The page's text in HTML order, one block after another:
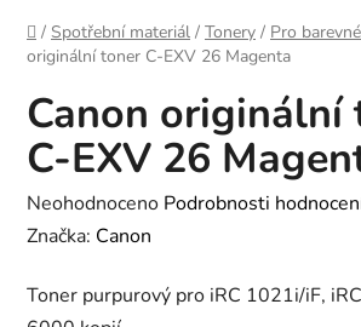
Domů
/ Spotřební materiál / Tonery / Pro
originální toner C-EXV 26 Magenta
Canon originální
C-EXV 26
Průměrné
hodnocení
je
Neohodnoceno Podrobnosti
Značka: Canon
Toner purpurový pro iRC 1021i/iF,